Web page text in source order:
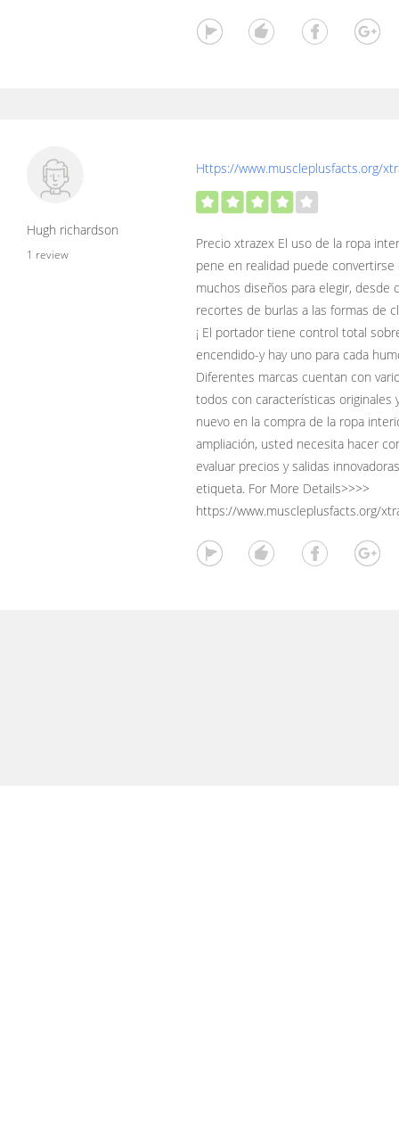
Hugh richardson
1 review
Https://www.muscleplusfacts.org/
Precio xtrazex El uso de la ropa
pene en realidad puede convertirse
muchos diseños para elegir, desde
recortes de burlas a las formas de
¡ El portador tiene control total
encendido-y hay uno para cada
Diferentes marcas cuentan con
todos con características originales
nuevo en la compra de la ropa
ampliación, usted necesita hacer
evaluar precios y salidas
etiqueta. For More Details>>>>
https://www.muscleplusfacts.org/